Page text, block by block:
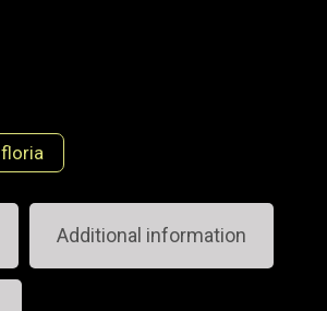
floria
Additional information